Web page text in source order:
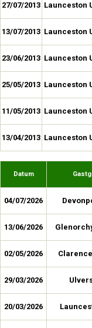
27/07/2013 Launceston
13/07/2013 Launceston
23/06/2013 Launceston
25/05/2013 Launceston
11/05/2013 Launceston
13/04/2013 Launceston
Datum
04/07/2026
13/06/2026
02/05/2026
29/03/2026
20/03/2026